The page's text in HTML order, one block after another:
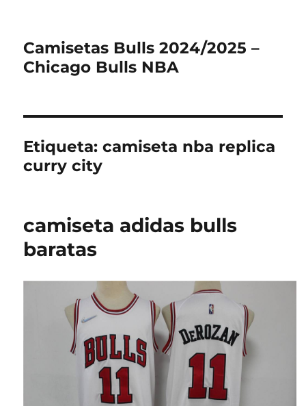
Camisetas Bulls 2024/2025 –
Chicago Bulls NBA
Etiqueta:camiseta nba replica
curry city
camiseta adidas bulls
baratas